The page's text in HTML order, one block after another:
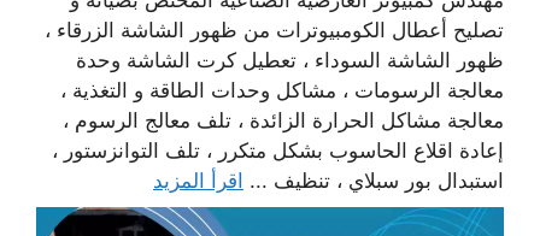
تصليح أعطال الكومبيوترات من ظهور الشاشة الزرقاء ،
ظهور الشاشة السوداء ، تعطيل كرت الشاشة وحدة
معالجة الرسومات ، مشاكل وحدات الطاقة و التغذية ،
معالجة مشاكل الحرارة الزائدة ، تلف معالج الرسوم ،
إعادة اقلاع الحاسوب بشكل متكرر ، تلف التوانزستور ،
استبدال بور سبلاي ، تنظيف ... اقرأ المزيد